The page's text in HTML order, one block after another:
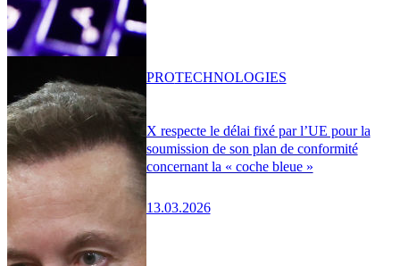
X respecte le délai fixé par l’UE pour la
soumission de son plan de conformité
concernant la « coche bleue »
13.03.2026
PROTECHNOLOGIES